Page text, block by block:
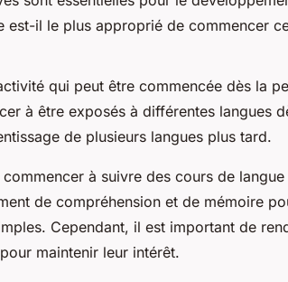
est-il le plus approprié de commencer
qui peut être commencée dès la
à être exposés à différentes langues
de plusieurs langues plus tard.
à suivre des cours de langue
de compréhension et de mémoire
Cependant, il est important de
maintenir leur intérêt.